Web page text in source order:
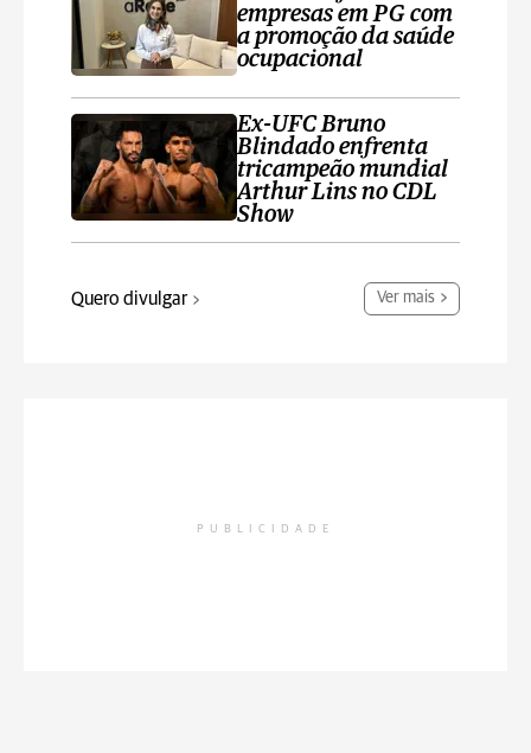
empresas em PG com
a promoção da saúde
ocupacional
Ex-UFC Bruno
Blindado enfrenta
tricampeão mundial
Arthur Lins no CDL
Show
Quero divulgar Ver mais
PUBLICIDADE